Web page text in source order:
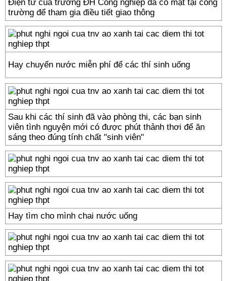
Điện tử của trường ĐH Công nghiệp đã có mặt tại cổng
trường để tham gia điều tiết giao thông
Hay chuyển nước miễn phí để các thí sinh uống
Sau khi các thí sinh đã vào phòng thi, các bạn sinh
viên tình nguyện mới có được phút thảnh thơi để ăn
sáng theo đúng tính chất "sinh viên"
Hay tìm cho mình chai nước uống